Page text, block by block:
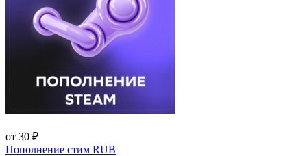
от 30 ₽
Пополнение стим RUB